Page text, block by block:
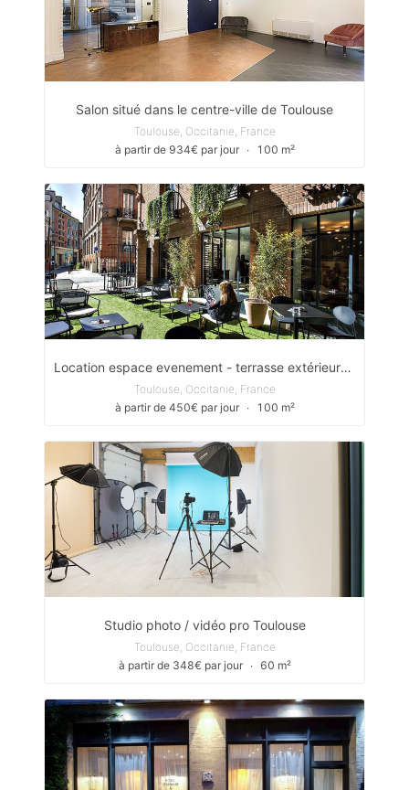
Salon situé dans le centre-ville de Toulouse
Toulouse, Occitanie, France
à partir de 934€ par jour
∙ 100 m²
Location espace evenement - terrasse extérieure - cuisine - cave voutée - Centre ville Toulouse Capitole Basilique St Sernin
Toulouse, Occitanie, France
à partir de 450€ par jour
∙ 100 m²
Studio photo / vidéo pro Toulouse
Toulouse, Occitanie, France
à partir de 348€ par jour
∙ 60 m²